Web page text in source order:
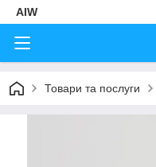
AIW
Товари та послуги